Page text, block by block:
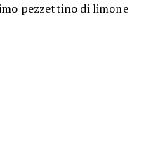
pezzettino di limone